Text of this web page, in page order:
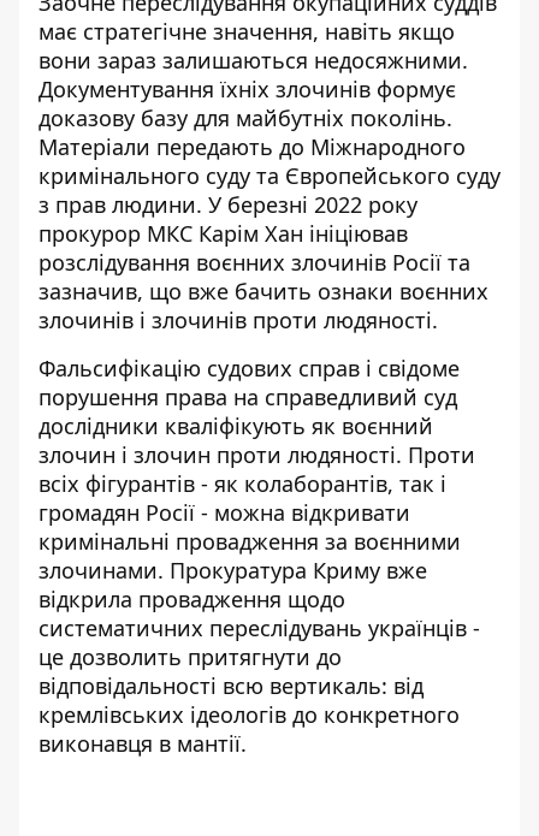
має стратегічне значення, навіть якщо
вони зараз залишаються недосяжними.
Документування їхніх злочинів формує
доказову базу для майбутніх поколінь.
Матеріали передають до Міжнародного
кримінального суду та Європейського суду
з прав людини. У березні 2022 року
прокурор МКС Карім Хан ініціював
розслідування воєнних злочинів Росії та
зазначив, що вже бачить ознаки воєнних
злочинів і злочинів проти людяності.
Фальсифікацію судових справ і свідоме
порушення права на справедливий суд
дослідники кваліфікують як воєнний
злочин і злочин проти людяності. Проти
всіх фігурантів - як колаборантів, так і
громадян Росії - можна відкривати
кримінальні провадження за воєнними
злочинами. Прокуратура Криму вже
відкрила провадження щодо
систематичних переслідувань українців -
це дозволить притягнути до
відповідальності всю вертикаль: від
кремлівських ідеологів до конкретного
виконавця в мантії.